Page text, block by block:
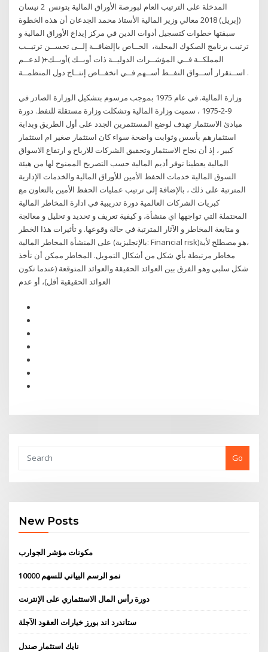
المدخلة على الترتيب العام لبورصة الأوراق المالية بتونس 2 نيسان
(إبريل) 2018 معالي وزير المالية الأستاذ محمد الجدعان أن هذه الخطوة
سبقتها خطوات كتسجيل أدوات الدين في مركز إيداع الأوراق المالية و
ترتيب برنامج الصكوك المحلية، الخــاص باإلضافــة إلــى تحســن ترتيــب
المملكــة فــي المؤشــرات الدوليــة ذات أوبــك )أوبــك+( لدعــم
اســتقرار أســواق النفــط أســهم فــي انخفــاض إنتــاج دول المنظمــة .
وزارة المالية. في عام 1975 بموجب مرسوم بتشكيل الوزارة الصادر في
9-2-1975 ، سميت وزارة المالية وتشكلت وزارة مستقلة للنفط. دورة
مبادئ الاستثمار تهدف لوضع المستثمرين الجدد على أول الطريق وبداية
استثمارهم بأسس وثوابت واضحة سواء كان استثمار صغير ام استثمار
كبير ، إذ أن نجاح الاستثمار وتحقيق الشركات للارباح و ارتفاع الاسواق
المالية يعطينا توفر أديم المالية حسب التصريح الممنوح لها من هيئة
السوق المالية خدمات الحفظ الأمين للأوراق المالية والخدمات الإدارية
المترتبة على ذلك ، بالإضافة إلى ترتيب عمليات الحفظ الأمين بالتعاون مع
كبريات الشركات العالمية دورة تدريبية في ادارة المخاطر المالية
المحتملة التي تواجهها اي منشأة، و كيفية تعريف و تحديد و تحليل و معالجة
و متابعة المخاطر و الآثار المترتبة في حالة وقوعها. و تأثيرات هذا الخطر
على المنشأة المخاطر المالية (بالإنجليزية: Financial risk)‏،هو مصطلح لأية
مخاطر مرتبطة بأي شكل من أشكال التمويل. المخاطر ممكن أن تأخذ
شكل سلبي وهو الفرق بين العوائد الحقيقة والعوائد المتوقعة (عندما تكون
العوائد الحقيقية أقل)، أو عدم
Go
New Posts
مكونات مؤشر الجوارب
نمو الرسم البياني للسهم 10000
دورة رأس المال الاستثماري على الإنترنت
ستاندرد اند بورز خيارات العقود الآجلة
نايك استثمار صندل